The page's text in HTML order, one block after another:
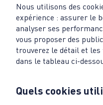
Nous utilisons des
expérience : assurer le
analyser ses
vous proposer des
trouverez le détail et les
dans le tableau ci-
Quels cookies